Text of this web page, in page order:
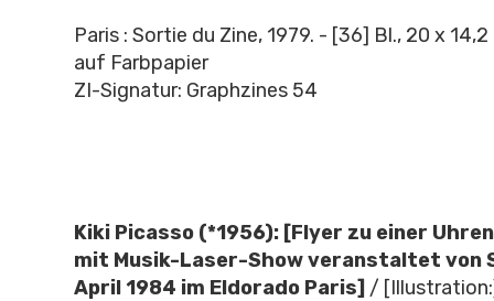
Paris : Sortie du Zine, 1979. - [36] Bl., 20 x
auf Farbpapier
ZI-Signatur: Graphzines 54
Kiki Picasso (*1956): [Flyer zu einer
mit Musik-Laser-Show veranstaltet von
April 1984 im Eldorado Paris] /